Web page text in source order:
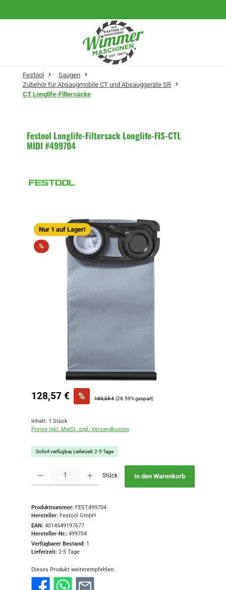
Festool
Saugen
Zubehör für Absaugmobile CT und Absauggeräte SR
CT Longlife-Filtersäcke
Festool Longlife-Filtersack Longlife-FIS-CTL
MIDI #499704
Bildergalerie überspringen
Nur 1 auf Lager!
%Rabatt
Verkaufspreis:
128,57 € % Regulärer Preis:
180,05 € (28.59% gespart)
Inhalt: 1 Stück
Preise inkl. MwSt. zzgl. Versandkosten
Sofort verfügbar, Lieferzeit: 2-5 Tage
Stück In den Warenkorb
Produktnummer: FEST499704
Hersteller: Festool GmbH
EAN: 4014549197677
Hersteller-Nr.: 499704
Verfügbarer Bestand: 1
Lieferzeit: 2-5 Tage
Dieses Produkt weiterempfehlen: